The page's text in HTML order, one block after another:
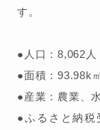
す。
●人口：8,062人
●面積：93.98k
●産業：農業、
●ふるさと納税